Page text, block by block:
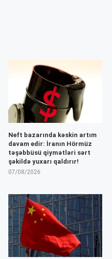
Neft bazarında kəskin artım
davam edir: İranın Hörmüz
təşəbbüsü qiymətləri sərt
şəkildə yuxarı qaldırır!
07/08/2026